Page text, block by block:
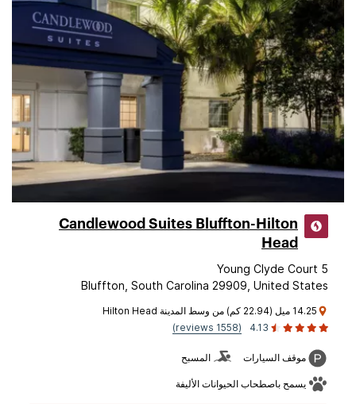
Candlewood Suites Bluffton-Hilton
Head
5 Young Clyde Court
Bluffton, South Carolina 29909, United States
14.25 ميل (22.94 كم) من وسط المدينة Hilton Head
4.13
(1558 reviews)
موقف السيارات المسبح
يسمح باصطحاب الحيوانات الأليفة